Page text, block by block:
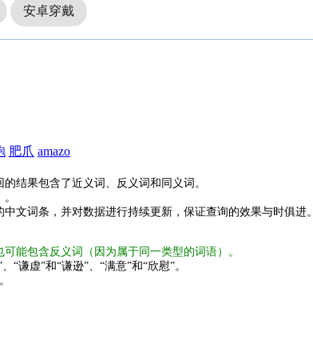
安卓穿戴
肥爪 amazo
结果包含了近义词、反义词和同义词。
文词条，并对数据进行持续更新，保证查询的效果与时俱进。
能包含反义词（因为属于同一类型的词语）。
谦虚”和“谦逊”、“满意”和“欣慰”。